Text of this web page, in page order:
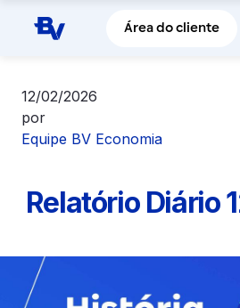
Pular para o Conteúdo principal
Área do cliente
12/02/2026
por
Equipe BV Economia
Relatório Diário